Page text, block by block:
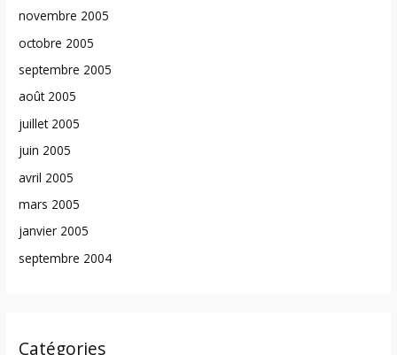
novembre 2005
octobre 2005
septembre 2005
août 2005
juillet 2005
juin 2005
avril 2005
mars 2005
janvier 2005
septembre 2004
Catégories